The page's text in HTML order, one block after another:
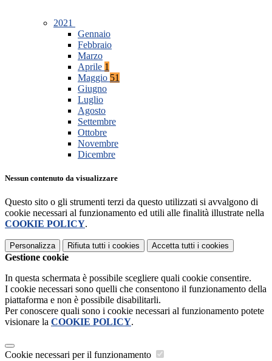
2021
Gennaio
Febbraio
Marzo
Aprile 1
Maggio 51
Giugno
Luglio
Agosto
Settembre
Ottobre
Novembre
Dicembre
Nessun contenuto da visualizzare
Questo sito o gli strumenti terzi da questo utilizzati si avvalgono di
cookie necessari al funzionamento ed utili alle finalità illustrate nella
COOKIE POLICY.
Personalizza Rifiuta tutti i cookies Accetta tutti i cookies
Gestione cookie
In questa schermata è possibile scegliere quali cookie consentire.
I cookie necessari sono quelli che consentono il funzionamento della
piattaforma e non è possibile disabilitarli.
Per conoscere quali sono i cookie necessari al funzionamento potete
visionare la COOKIE POLICY.
Cookie necessari per il funzionamento